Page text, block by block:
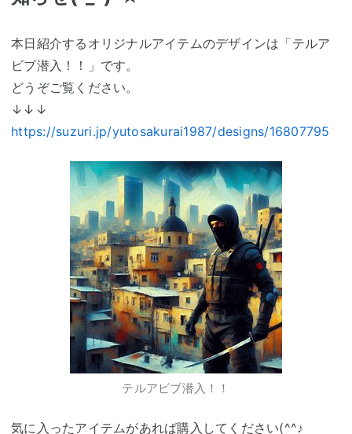
本日紹介するオリジナルアイテムのデザインは「テルア
ビブ潜入！！」です。
どうぞご覧ください。
↓↓↓
https://suzuri.jp/yutosakurai1987/designs/16807795
テルアビブ潜入！！
気に入ったアイテムがあれば購入してください(^^♪